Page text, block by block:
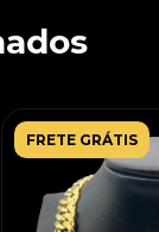
FRETE GRÁTIS